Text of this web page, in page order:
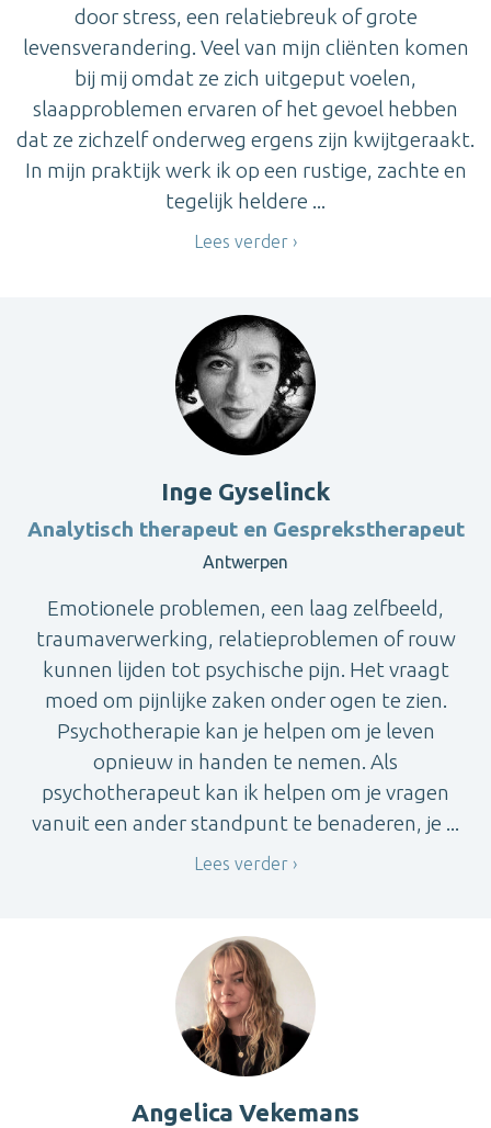
door stress, een relatiebreuk of grote
levensverandering. Veel van mijn cliënten komen
bij mij omdat ze zich uitgeput voelen,
slaapproblemen ervaren of het gevoel hebben
dat ze zichzelf onderweg ergens zijn kwijtgeraakt.
In mijn praktijk werk ik op een rustige, zachte en
tegelijk heldere ...
Lees verder
Inge Gyselinck
Analytisch therapeut en Gesprekstherapeut
Antwerpen
Emotionele problemen, een laag zelfbeeld,
traumaverwerking, relatieproblemen of rouw
kunnen lijden tot psychische pijn. Het vraagt
moed om pijnlijke zaken onder ogen te zien.
Psychotherapie kan je helpen om je leven
opnieuw in handen te nemen. Als
psychotherapeut kan ik helpen om je vragen
vanuit een ander standpunt te benaderen, je ...
Lees verder
Angelica Vekemans